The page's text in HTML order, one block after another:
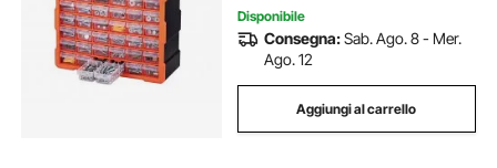
Disponibile
Consegna:Sab. Ago. 8 - Mer.
Ago. 12
Aggiungi al carrello